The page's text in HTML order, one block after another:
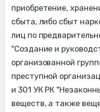
приобретение,
сбыта, либо сбыт
лиц по
"Создание и
организованной
преступной
и 301 УК РК
веществ, а также